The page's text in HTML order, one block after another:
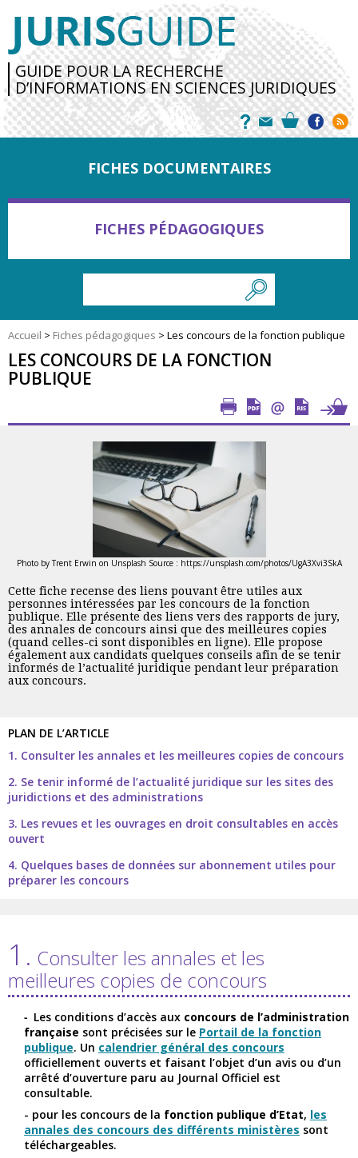
GUIDE POUR LA RECHERCHE
D’INFORMATIONS EN SCIENCES JURIDIQUES
FICHES DOCUMENTAIRES
FICHES PÉDAGOGIQUES
Accueil > Fiches pédagogiques > Les concours de la fonction publique
LES CONCOURS DE LA FONCTION
PUBLIQUE
Photo by Trent Erwin on Unsplash Source : https://unsplash.com/photos/UgA3Xvi3SkA
Cette fiche recense des liens pouvant être utiles aux
personnes intéressées par les concours de la fonction
publique. Elle présente des liens vers des rapports de jury,
des annales de concours ainsi que des meilleures copies
(quand celles-ci sont disponibles en ligne). Elle propose
également aux candidats quelques conseils afin de se tenir
informés de l’actualité juridique pendant leur préparation
aux concours.
PLAN DE L’ARTICLE
1. Consulter les annales et les meilleures copies de concours
2. Se tenir informé de l’actualité juridique sur les sites des
juridictions et des administrations
3. Les revues et les ouvrages en droit consultables en accès
ouvert
4. Quelques bases de données sur abonnement utiles pour
préparer les concours
1. Consulter les annales et les
meilleures copies de concours
Les conditions d’accès aux concours de l’administration
française sont précisées sur le Portail de la fonction
publique. Un calendrier général des concours
officiellement ouverts et faisant l’objet d’un avis ou d’un
arrêté d’ouverture paru au Journal Officiel est
consultable.
- pour les concours de la fonction publique d’Etat, les
annales des concours des différents ministères sont
téléchargeables.